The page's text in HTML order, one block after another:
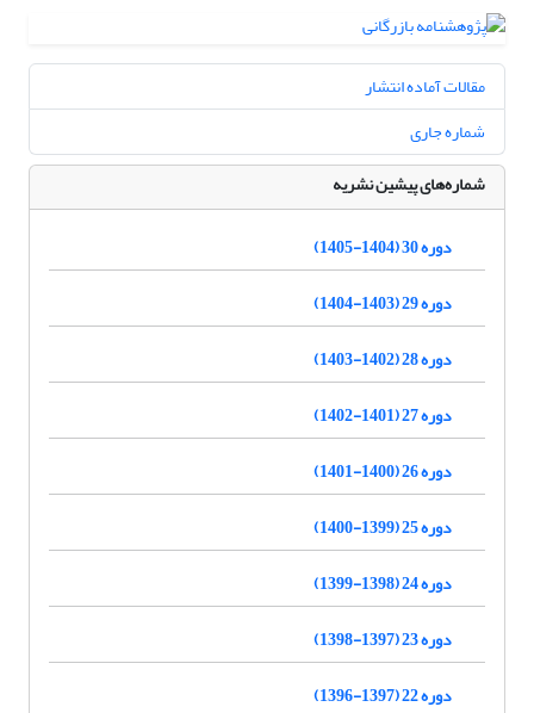
مقالات آماده انتشار
شماره جاری
شماره‌های پیشین نشریه
دوره 30 (1404-1405)
دوره 29 (1403-1404)
دوره 28 (1402-1403)
دوره 27 (1401-1402)
دوره 26 (1400-1401)
دوره 25 (1399-1400)
دوره 24 (1398-1399)
دوره 23 (1397-1398)
دوره 22 (1397-1396)